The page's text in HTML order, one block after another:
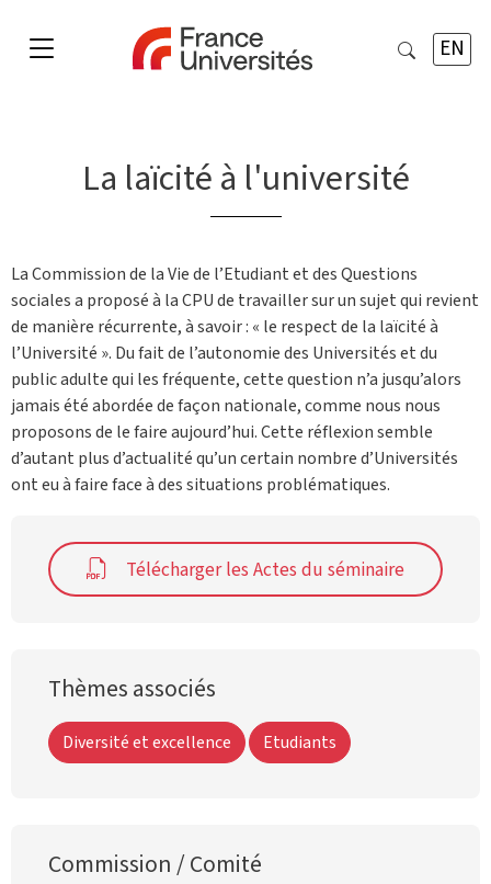
EN
La laïcité à l'université
La Commission de la Vie de l’Etudiant et des Questions
sociales a proposé à la CPU de travailler sur un sujet qui revient
de manière récurrente, à savoir : « le respect de la laïcité à
l’Université ». Du fait de l’autonomie des Universités et du
public adulte qui les fréquente, cette question n’a jusqu’alors
jamais été abordée de façon nationale, comme nous nous
proposons de le faire aujourd’hui. Cette réflexion semble
d’autant plus d’actualité qu’un certain nombre d’Universités
ont eu à faire face à des situations problématiques.
Télécharger les Actes du séminaire
Thèmes associés
Diversité et excellence Etudiants
Commission / Comité